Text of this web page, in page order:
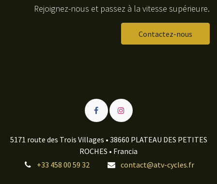
Rejoignez-nous et passez à la vitesse supérieure.
Contactez-nous
5171 route des Trois Villages • 38660 PLATEAU DES PETITES
ROCHES • Francia
+33 458 00 59 32
contact@atv-cycles.fr